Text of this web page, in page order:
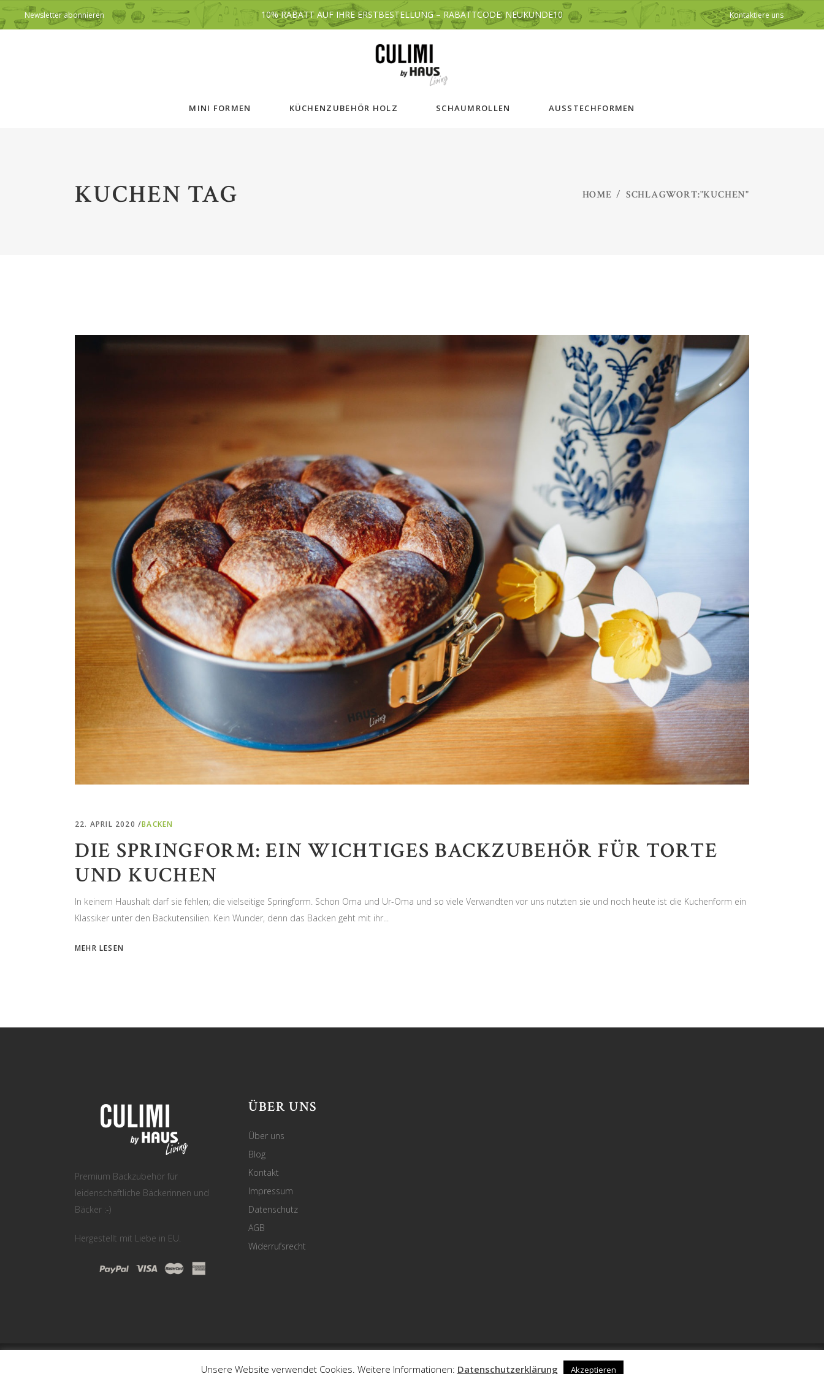
Newsletter abonnieren 10% RABATT AUF IHRE ERSTBESTELLUNG – RABATTCODE: NEUKUNDE10 Kontaktiere uns
MINI FORMEN KÜCHENZUBEHÖR HOLZ SCHAUMROLLEN AUSSTECHFORMEN
KUCHEN TAG HOME / SCHLAGWORT:"KUCHEN"
22. APRIL 2020 BACKEN
DIE SPRINGFORM: EIN WICHTIGES BACKZUBEHÖR FÜR TORTE
UND KUCHEN
In keinem Haushalt darf sie fehlen; die vielseitige Springform. Schon Oma und Ur-Oma und so viele Verwandten vor uns nutzten sie und noch heute ist die Kuchenform ein
Klassiker unter den Backutensilien. Kein Wunder, denn das Backen geht mit ihr
MEHR LESEN
Premium Backzubehör für
leidenschaftliche Bäckerinnen und
Bäcker :-)
Hergestellt mit Liebe in EU.
ÜBER UNS
Über uns
Blog
Kontakt
Impressum
Datenschutz
AGB
Widerrufsrecht
©2023 Culimi by Haus Living - alle Rechte vorbehalten
Unsere Website verwendet Cookies. Weitere Informationen: Datenschutzerklärung Akzeptieren